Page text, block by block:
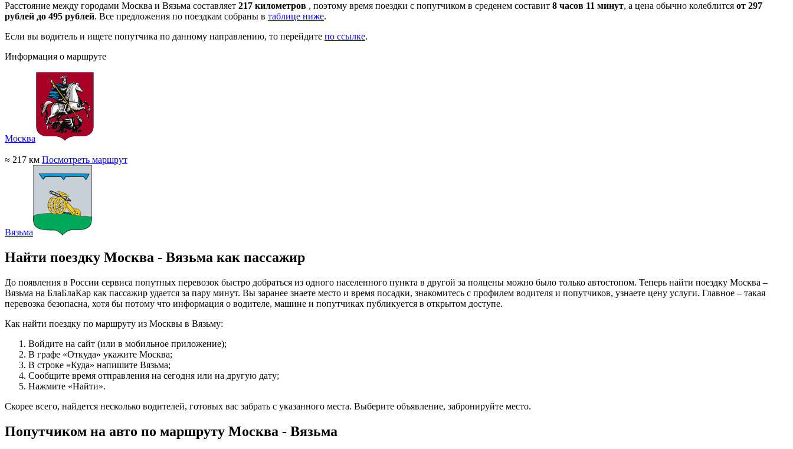
Расстояние между городами Москва и Вязьма составляет 217 километров , поэтому время поездки с попутчиком в среденем составит 8 часов 11 минут, а цена обычно колеблится от 297
рублей до 495 рублей. Все предложения по поездкам собраны в таблице ниже.
Если вы водитель и ищете попутчика по данному направлению, то перейдите по ссылке.
Информация о маршруте
Москва
≈ 217 км Посмотреть маршрут
Вязьма
Найти поездку Москва - Вязьма как пассажир
До появления в России сервиса попутных перевозок быстро добраться из одного населенного пункта в другой за полцены можно было только автостопом. Теперь найти поездку Москва –
Вязьма на БлаБлаКар как пассажир удается за пару минут. Вы заранее знаете место и время посадки, знакомитесь с профилем водителя и попутчиков, узнаете цену услуги. Главное – такая
перевозка безопасна, хотя бы потому что информация о водителе, машине и попутчиках публикуется в открытом доступе.
Как найти поездку по маршруту из Москвы в Вязьму:
Войдите на сайт (или в мобильное приложение);
В графе «Откуда» укажите Москва;
В строке «Куда» напишите Вязьма;
Сообщите время отправления на сегодня или на другую дату;
Нажмите «Найти».
Скорее всего, найдется несколько водителей, готовых вас забрать с указанного места. Выберите объявление, забронируйте место.
Попутчиком на авто по маршруту Москва - Вязьма